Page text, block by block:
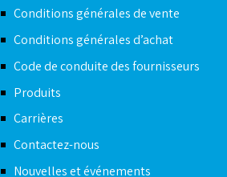
Conditions générales de vente
Conditions générales d’achat
Code de conduite des fournisseurs
Produits
Carrières
Contactez-nous
Nouvelles et événements